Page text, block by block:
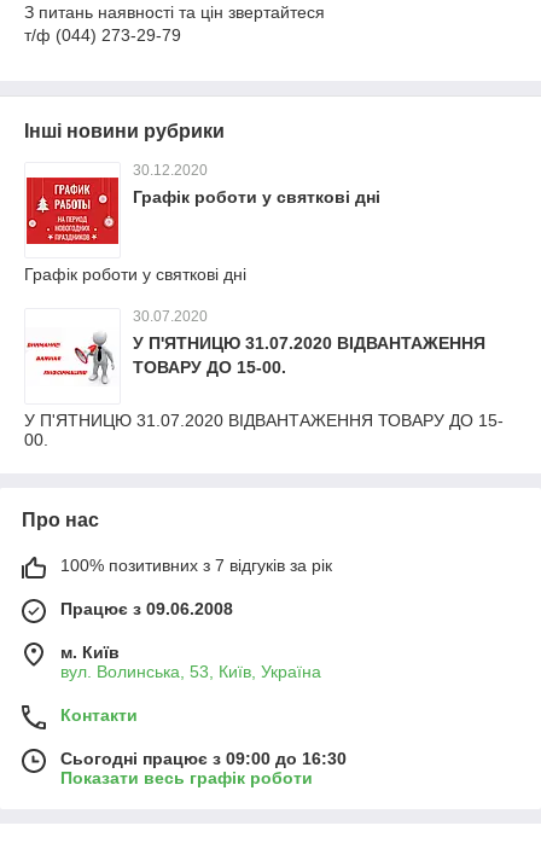
З питань наявності та цін звертайтеся
т/ф (044) 273-29-79
Інші новини рубрики
30.12.2020
Графік роботи у святкові дні
Графік роботи у святкові дні
30.07.2020
У П'ЯТНИЦЮ 31.07.2020 ВІДВАНТАЖЕННЯ
ТОВАРУ ДО 15-00.
У П'ЯТНИЦЮ 31.07.2020 ВІДВАНТАЖЕННЯ ТОВАРУ ДО 15-
00.
Про нас
100% позитивних з 7 відгуків за рік
Працює з 09.06.2008
м. Київ
вул. Волинська, 53, Київ, Україна
Контакти
Сьогодні працює з 09:00 до 16:30
Показати весь графік роботи